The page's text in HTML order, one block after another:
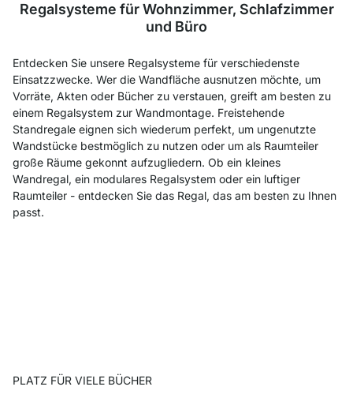
Regalsysteme für Wohnzimmer, Schlafzimmer
und Büro
Entdecken Sie unsere Regalsysteme für verschiedenste
Einsatzzwecke. Wer die Wandfläche ausnutzen möchte, um
Vorräte, Akten oder Bücher zu verstauen, greift am besten zu
einem Regalsystem zur Wandmontage. Freistehende
Standregale eignen sich wiederum perfekt, um ungenutzte
Wandstücke bestmöglich zu nutzen oder um als Raumteiler
große Räume gekonnt aufzugliedern. Ob ein kleines
Wandregal, ein modulares Regalsystem oder ein luftiger
Raumteiler - entdecken Sie das Regal, das am besten zu Ihnen
passt.
PLATZ FÜR VIELE BÜCHER